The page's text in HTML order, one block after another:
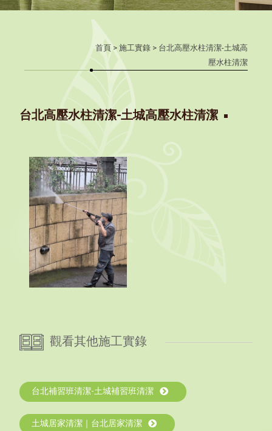
首頁> 施工實錄> 台北高壓水柱清潔-土城高
壓水柱清潔
台北高壓水柱清潔-土城高壓水柱清潔
觀看其他施工實錄
台北補習班清潔-土城補習班清潔
土城居家清潔｜台北居家清潔